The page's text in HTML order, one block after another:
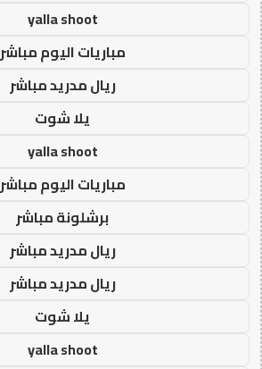
yalla shoot
مباريات اليوم مباشر
ريال مدريد مباشر
يلا شوت
yalla shoot
مباريات اليوم مباشر
برشلونة مباشر
ريال مدريد مباشر
ريال مدريد مباشر
يلا شوت
yalla shoot